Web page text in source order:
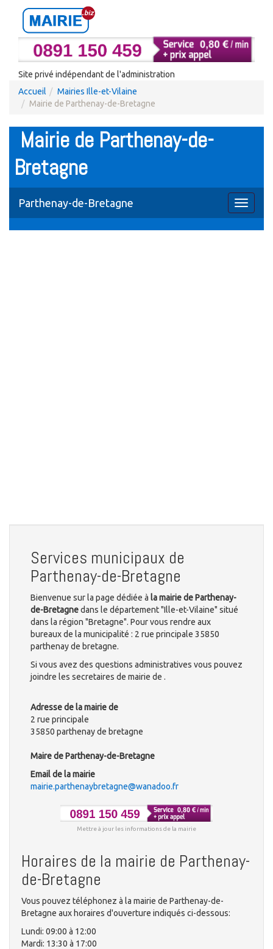
Site privé indépendant de l'administration
Accueil
Mairies Ille-et-Vilaine
Mairie de Parthenay-de-Bretagne
Mairie de Parthenay-de-
Bretagne
Toggle
Parthenay-de-Bretagne
Services municipaux de
Parthenay-de-Bretagne
Bienvenue sur la page dédiée à la mairie de Parthenay-
de-Bretagnedans le département "Ille-et-Vilaine" situé
dans la région "Bretagne". Pour vous rendre aux
bureaux de la municipalité : 2 rue principale 35850
parthenay de bretagne.
Si vous avez des questions administratives vous pouvez
joindre les secretaires de mairie de .
Adresse de la mairie de
2 rue principale
35850 parthenay de bretagne
Maire de Parthenay-de-Bretagne
Email de la mairie
mairie.parthenaybretagne@wanadoo.fr
Mettre à jour les informations de la mairie
Horaires de la mairie de Parthenay-
de-Bretagne
Vous pouvez téléphonez à la mairie de Parthenay-de-
Bretagne aux horaires d'ouverture indiqués ci-dessous:
Lundi: 09:00 à 12:00
Mardi: 13:30 à 17:00